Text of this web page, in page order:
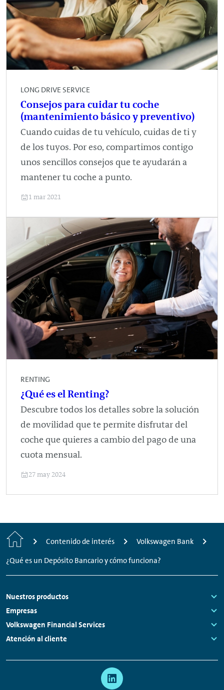
LONG DRIVE SERVICE
Consejos para cuidar tu coche
(mantenimiento básico y preventivo)
Cuando cuidas de tu vehículo, cuidas de ti y
de los tuyos. Por eso, compartimos contigo
unos sencillos consejos que te ayudarán a
mantener tu coche a punto.
1 mar 2021
RENTING
¿Qué es el Renting?
Descubre todos los detalles sobre la solución
de movilidad que te permite disfrutar del
coche que quieres a cambio del pago de una
cuota mensual.
27 may 2024
Inicio Contenido de interés
Volkswagen Bank
¿Qué es un Depósito Bancario y cómo funciona?
Footer
Nuestros productos
Links:
Empresas
Links:
Volkswagen Financial Services
Links:
Atención al cliente